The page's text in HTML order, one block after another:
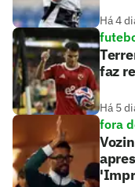
Há 4
faz
Há 5
fora